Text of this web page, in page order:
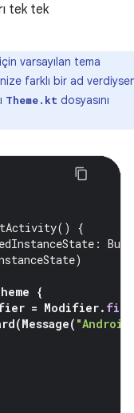
tek tek
varsayılan tema
farklı bir ad
Theme.kt dosyasını
()
{
:
)
{
= Modifier.
(Message(